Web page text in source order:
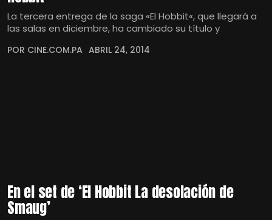
La tercera entrega de la saga «El Hobbit«, que llegará a
las salas en diciembre, ha cambiado su título y
POR CINE.COM.PA ABRIL 24, 2014
En el set de ‘El Hobbit La desolación de
Smaug’